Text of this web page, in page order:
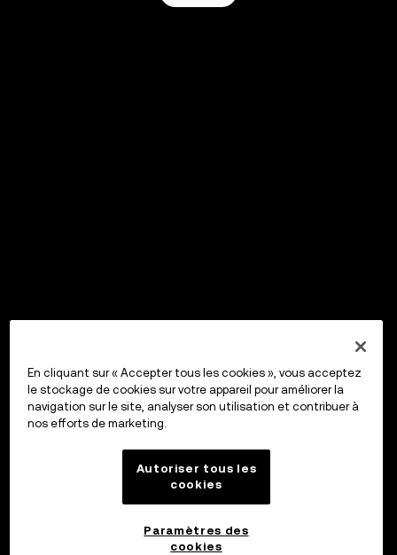
En cliquant sur « Accepter tous les cookies », vous acceptez
le stockage de cookies sur votre appareil pour améliorer la
navigation sur le site, analyser son utilisation et contribuer à
nos efforts de marketing.
Autoriser tous les
cookies
Paramètres des
cookies